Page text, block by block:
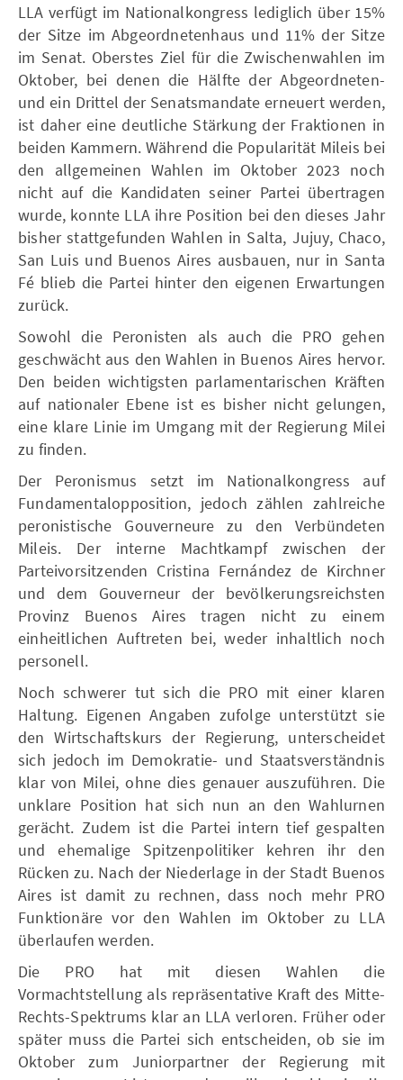
LLA verfügt im Nationalkongress lediglich über 15%
der Sitze im Abgeordnetenhaus und 11% der Sitze
im Senat. Oberstes Ziel für die Zwischenwahlen im
Oktober, bei denen die Hälfte der Abgeordneten-
und ein Drittel der Senatsmandate erneuert werden,
ist daher eine deutliche Stärkung der Fraktionen in
beiden Kammern. Während die Popularität Mileis bei
den allgemeinen Wahlen im Oktober 2023 noch
nicht auf die Kandidaten seiner Partei übertragen
wurde, konnte LLA ihre Position bei den dieses Jahr
bisher stattgefunden Wahlen in Salta, Jujuy, Chaco,
San Luis und Buenos Aires ausbauen, nur in Santa
Fé blieb die Partei hinter den eigenen Erwartungen
zurück.
Sowohl die Peronisten als auch die PRO gehen
geschwächt aus den Wahlen in Buenos Aires hervor.
Den beiden wichtigsten parlamentarischen Kräften
auf nationaler Ebene ist es bisher nicht gelungen,
eine klare Linie im Umgang mit der Regierung Milei
zu finden.
Der Peronismus setzt im Nationalkongress auf
Fundamentalopposition, jedoch zählen zahlreiche
peronistische Gouverneure zu den Verbündeten
Mileis. Der interne Machtkampf zwischen der
Parteivorsitzenden Cristina Fernández de Kirchner
und dem Gouverneur der bevölkerungsreichsten
Provinz Buenos Aires tragen nicht zu einem
einheitlichen Auftreten bei, weder inhaltlich noch
personell.
Noch schwerer tut sich die PRO mit einer klaren
Haltung. Eigenen Angaben zufolge unterstützt sie
den Wirtschaftskurs der Regierung, unterscheidet
sich jedoch im Demokratie- und Staatsverständnis
klar von Milei, ohne dies genauer auszuführen. Die
unklare Position hat sich nun an den Wahlurnen
gerächt. Zudem ist die Partei intern tief gespalten
und ehemalige Spitzenpolitiker kehren ihr den
Rücken zu. Nach der Niederlage in der Stadt Buenos
Aires ist damit zu rechnen, dass noch mehr PRO
Funktionäre vor den Wahlen im Oktober zu LLA
überlaufen werden.
Die PRO hat mit diesen Wahlen die
Vormachtstellung als repräsentative Kraft des Mitte-
Rechts-Spektrums klar an LLA verloren. Früher oder
später muss die Partei sich entscheiden, ob sie im
Oktober zum Juniorpartner der Regierung mit